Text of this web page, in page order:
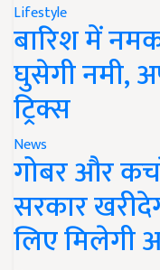
Lifestyle
बारिश में
घुसेगी नमी,
ट्रिक्स
News
गोबर और
सरकार
लिए मिलेगी